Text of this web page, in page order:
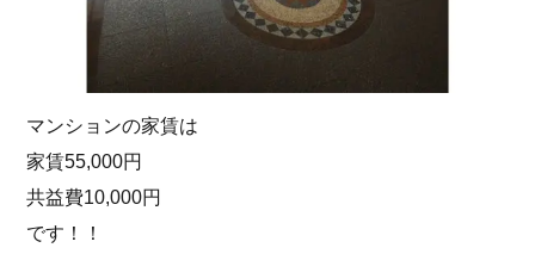
マンションの家賃は
家賃55,000円
共益費10,000円
です！！